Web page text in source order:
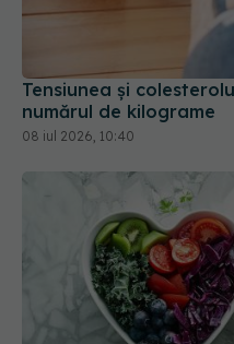
Tensiunea și
numărul de kilograme